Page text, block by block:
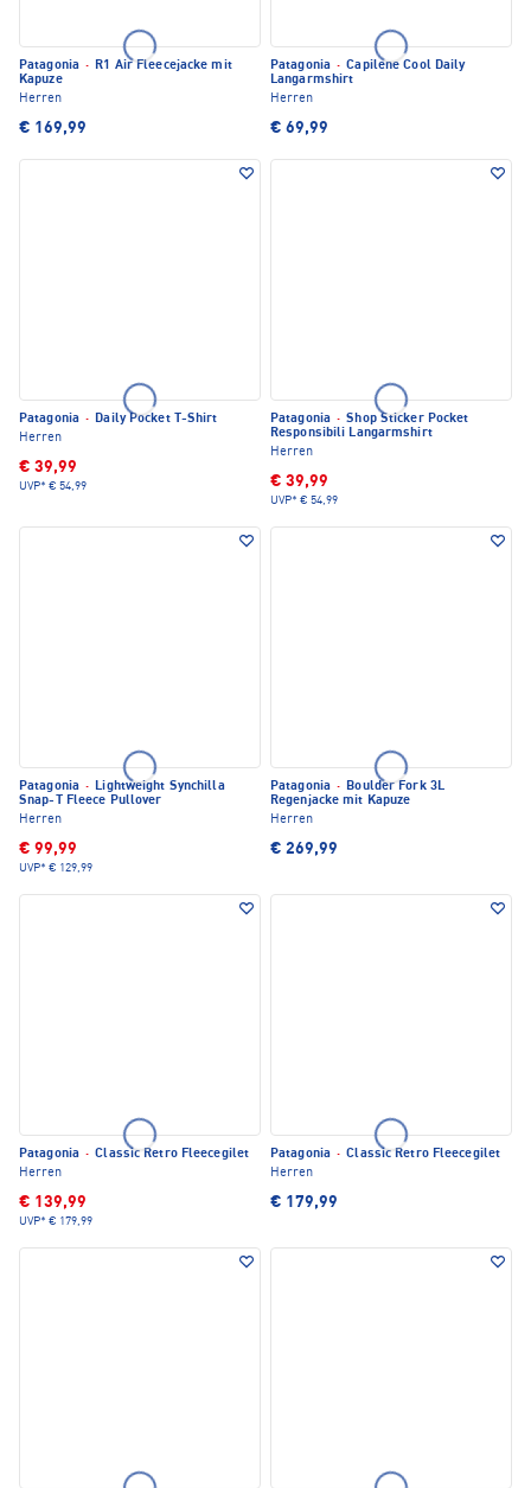
Patagonia · R1 Air Fleecejacke mit
Kapuze
Herren
€ 169,99
Patagonia · Capilene Cool Daily
Langarmshirt
Herren
€ 69,99
Patagonia · Daily Pocket T-Shirt
Herren
€ 39,99
UVP* € 54,99
Patagonia · Shop Sticker Pocket
Responsibili Langarmshirt
Herren
€ 39,99
UVP* € 54,99
Patagonia · Lightweight Synchilla
Snap-T Fleece Pullover
Herren
€ 99,99
UVP* € 129,99
Patagonia · Boulder Fork 3L
Regenjacke mit Kapuze
Herren
€ 269,99
Patagonia · Classic Retro Fleecegilet
Herren
€ 139,99
UVP* € 179,99
Patagonia · Classic Retro Fleecegilet
Herren
€ 179,99